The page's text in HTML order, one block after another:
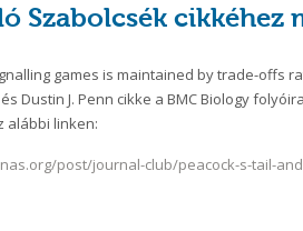
Szabolcsék
games is maintained by trade-offs
Dustin J. Penn cikke a BMC Biology
alábbi linken:
post/journal-club/peacock-s-tail-